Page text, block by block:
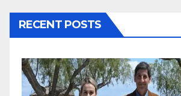
RECENT POSTS